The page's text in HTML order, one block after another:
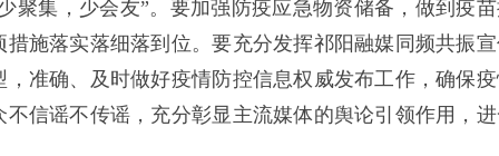
聚集，少会友”。要加强防疫应急物资储备，做到疫
施落实落细落到位。要充分发挥祁阳融媒同频共振
准确、及时做好疫情防控信息权威发布工作，确保
信谣不传谣，充分彰显主流媒体的舆论引领作用，